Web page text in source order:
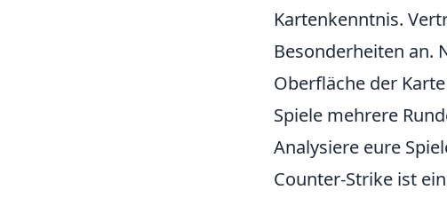
Kartenkenntnis.
Besonderheiten an.
Oberfläche der
Spiele mehrere
Analysiere eure
Counter-Strike ist